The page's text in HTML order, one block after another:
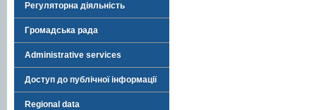
Регуляторна діяльність
Громадська рада
Administrative services
Доступ до публічної інформації
Regional data